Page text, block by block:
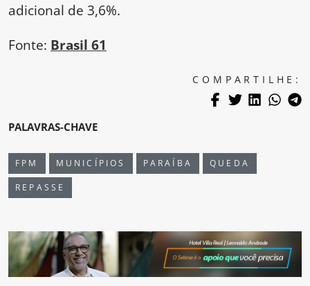
adicional de 3,6%.
Fonte: Brasil 61
COMPARTILHE:
PALAVRAS-CHAVE
FPM MUNICÍPIOS PARAÍBA QUEDA
REPASSE